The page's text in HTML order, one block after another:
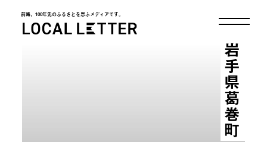
前略、100年先のふるさとを思ふメディアです。
岩手県葛巻町